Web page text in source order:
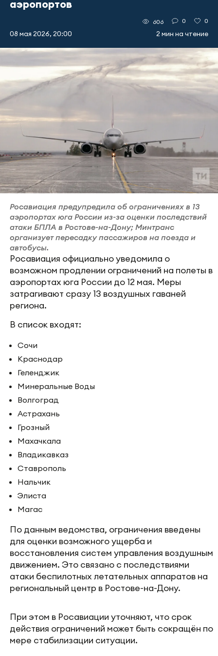
аэропортов
08 мая 2026, 20:00
606 0 0
2 мин на чтение
Росавиация предупредила об ограничениях в 13
аэропортах юга России из-за оценки последствий
атаки БПЛА в Ростове-на-Дону; Минтранс
организует пересадку пассажиров на поезда и
автобусы.
Росавиация официально уведомила о
возможном продлении ограничений на полеты в
аэропортах юга России до 12 мая. Меры
затрагивают сразу 13 воздушных гаваней
региона.
В список входят:
Сочи
Краснодар
Геленджик
Минеральные Воды
Волгоград
Астрахань
Грозный
Махачкала
Владикавказ
Ставрополь
Нальчик
Элиста
Магас
По данным ведомства, ограничения введены
для оценки возможного ущерба и
восстановления систем управления воздушным
движением. Это связано с последствиями
атаки беспилотных летательных аппаратов на
региональный центр в Ростове-на-Дону.
При этом в Росавиации уточняют, что срок
действия ограничений может быть сокращён по
мере стабилизации ситуации.